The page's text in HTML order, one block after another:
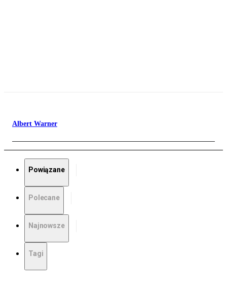
Albert Warner
Powiązane
Polecane
Najnowsze
Tagi